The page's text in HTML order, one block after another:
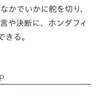
かでいかに舵を切り、
や決断に、ホンダフィ
きる。